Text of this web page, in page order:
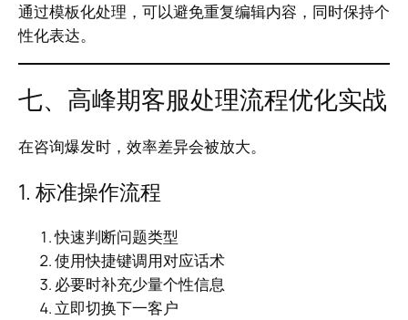
通过模板化处理，可以避免重复编辑内容，同时保持个
性化表达。
七、高峰期客服处理流程优化实战
在咨询爆发时，效率差异会被放大。
1. 标准操作流程
快速判断问题类型
使用快捷键调用对应话术
必要时补充少量个性信息
立即切换下一客户